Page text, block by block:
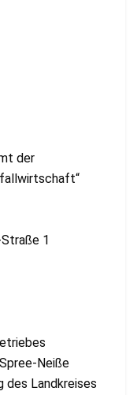
der
1
Neiße
des Landkreises